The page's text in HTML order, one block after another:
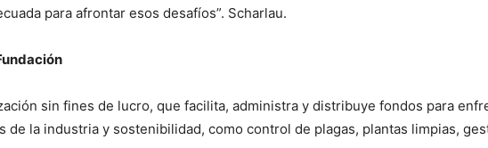
para afrontar esos desafíos”. Scharlau.
sin fines de lucro, que facilita, administra y distribuye fondos para
de la industria y sostenibilidad, como control de plagas, plantas limpias,